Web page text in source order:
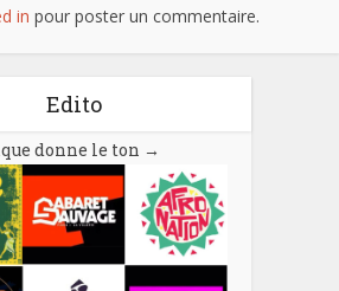
in pour poster un commentaire.
Edito
donne le ton →